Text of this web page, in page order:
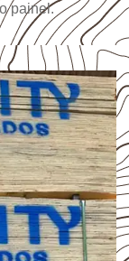
painel.